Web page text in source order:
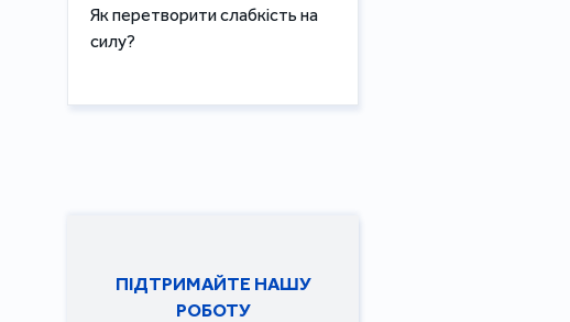
Як перетворити слабкість на
силу?
ПІДТРИМАЙТЕ НАШУ
РОБОТУ